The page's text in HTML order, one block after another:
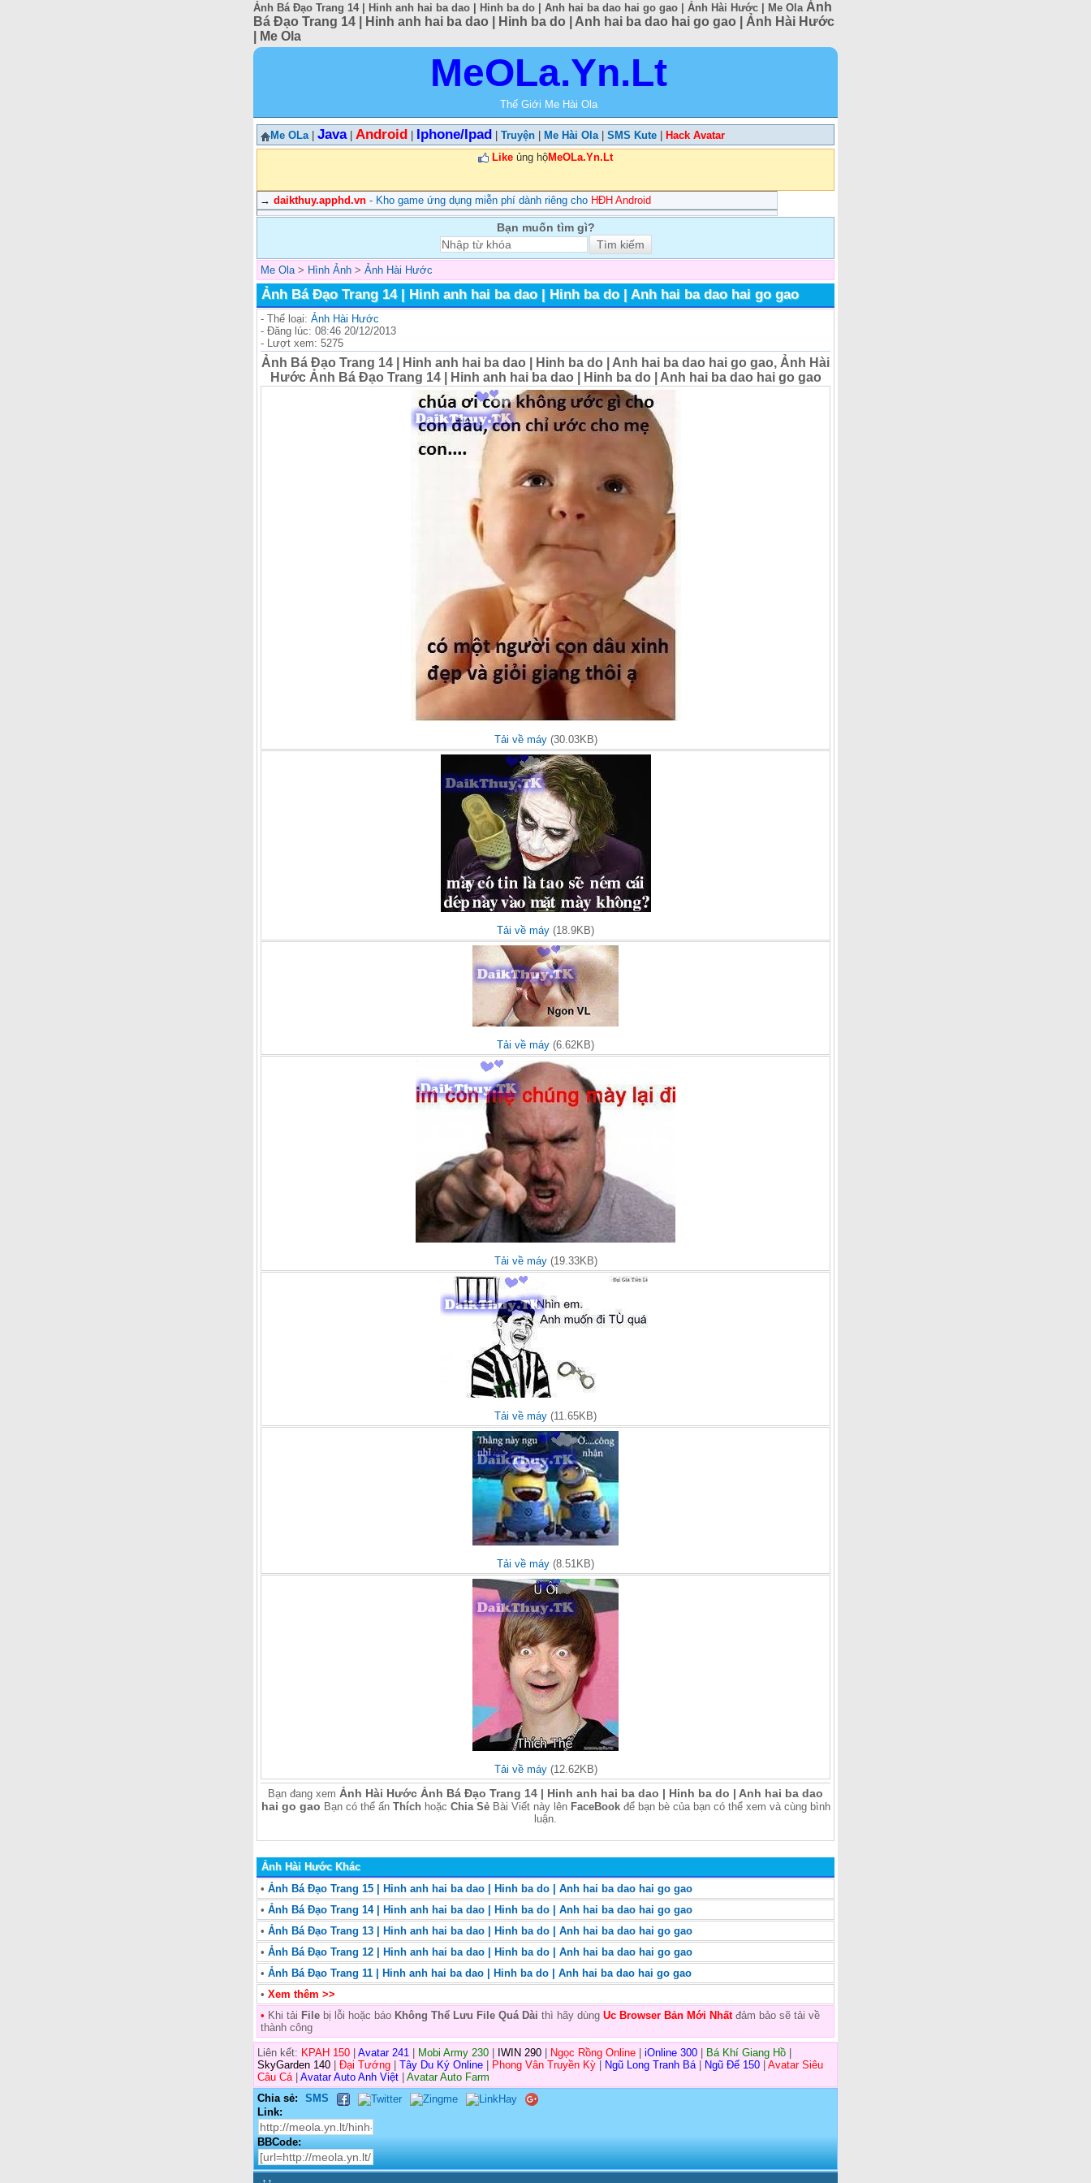
Ảnh Bá Đạo Trang 14 | Hinh anh hai ba dao | Hinh ba do | Anh hai ba dao hai go gao | Ảnh Hài Hước | Me Ola Ảnh
Bá Đạo Trang 14 | Hinh anh hai ba dao | Hinh ba do | Anh hai ba dao hai go gao | Ảnh Hài Hước
| Me Ola
MeOLa.Yn.Lt
Thế Giới Me Hài Ola
Me OLa| Java| Android Iphone/Ipad Truyện Me Hài Ola| SMS Kute
Hack Avatar
Like ủng hộMeOLa.Yn.Lt
→ daikthuy.apphd.vn - Kho game ứng dụng miễn phí dành riêng cho HĐH Android
Bạn muốn tìm gì?
Me Ola> Hình Ảnh > Ảnh Hài Hước
Ảnh Bá Đạo Trang 14 | Hinh anh hai ba dao | Hinh ba do | Anh hai ba dao hai go gao
- Thể loại: Ảnh Hài Hước
- Đăng lúc: 08:46 20/12/2013
- Lượt xem: 5275
Ảnh Bá Đạo Trang 14 | Hinh anh hai ba dao | Hinh ba do | Anh hai ba dao hai go gao, Ảnh Hài
Hước Ảnh Bá Đạo Trang 14 | Hinh anh hai ba dao | Hinh ba do | Anh hai ba dao hai go gao
Tải về máy(30.03KB)
Tải về máy (18.9KB)
Tải về máy (6.62KB)
Tải về máy(19.33KB)
Tải về máy (11.65KB)
Tải về máy (8.51KB)
Tải về máy(12.62KB)
Bạn đang xem Ảnh Hài Hước Ảnh Bá Đạo Trang 14 | Hinh anh hai ba dao | Hinh ba do | Anh hai ba dao
hai go gao Bạn có thể ấn Thích hoặc Chia SẻBài Viết này lên FaceBookđể bạn bè của bạn có thể xem và cùng bình
luận.
Ảnh Hài Hước Khác
• Ảnh Bá Đạo Trang 15 | Hinh anh hai ba dao | Hinh ba do | Anh hai ba dao hai go gao
• Ảnh Bá Đạo Trang 14 | Hinh anh hai ba dao | Hinh ba do | Anh hai ba dao hai go gao
• Ảnh Bá Đạo Trang 13 | Hinh anh hai ba dao | Hinh ba do | Anh hai ba dao hai go gao
• Ảnh Bá Đạo Trang 12 | Hinh anh hai ba dao | Hinh ba do | Anh hai ba dao hai go gao
• Ảnh Bá Đạo Trang 11 | Hinh anh hai ba dao | Hinh ba do | Anh hai ba dao hai go gao
• Xem thêm >>
• Khi tải File bị lỗi hoặc báo Không Thể Lưu File Quá Dài thì hãy dùng Uc Browser Bản Mới Nhấtđảm bảo sẽ tải về
thành công
Liên kết: KPAH 150 Avatar 241 Mobi Army 230 IWIN 290 Ngọc Rồng Online iOnline 300 Bá Khí Giang Hồ
SkyGarden 140
Đại Tướng Tây Du Ký Online Phong Vân Truyền Kỳ Ngũ Long Tranh Bá| Ngũ Đế 150
Avatar Siêu
Câu Cá| Avatar Auto Anh Việt
Avatar Auto Farm
Chia sẻ:
SMS
Link:
BBCode: